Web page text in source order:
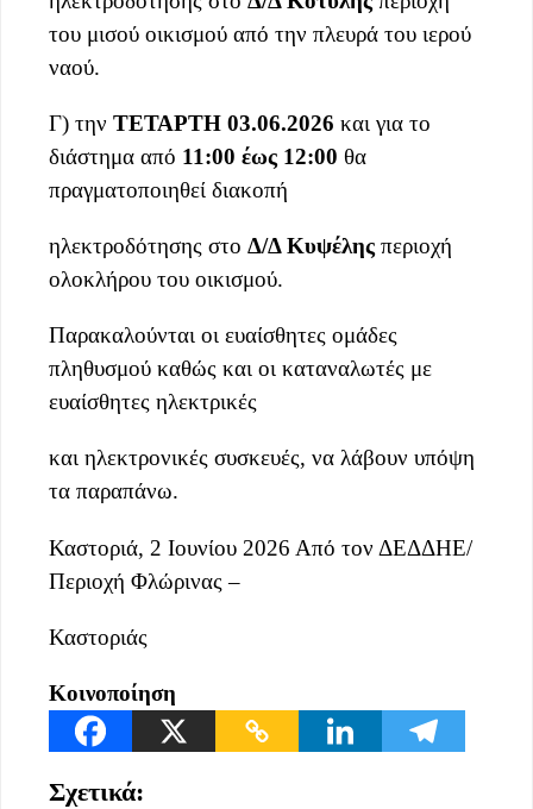
του μισού οικισμού από την πλευρά του ιερού
ναού.
Γ) την ΤΕΤΑΡΤΗ 03.06.2026 και για το
διάστημα από 11:00 έως 12:00 θα
πραγματοποιηθεί διακοπή
ηλεκτροδότησης στο Δ/Δ Κυψέλης περιοχή
ολοκλήρου του οικισμού.
Παρακαλούνται οι ευαίσθητες ομάδες
πληθυσμού καθώς και οι καταναλωτές με
ευαίσθητες ηλεκτρικές
και ηλεκτρονικές συσκευές, να λάβουν υπόψη
τα παραπάνω.
Καστοριά, 2 Ιουνίου 2026 Από τον ΔΕΔΔΗΕ/
Περιοχή Φλώρινας –
Καστοριάς
Κοινοποίηση
Σχετικά: